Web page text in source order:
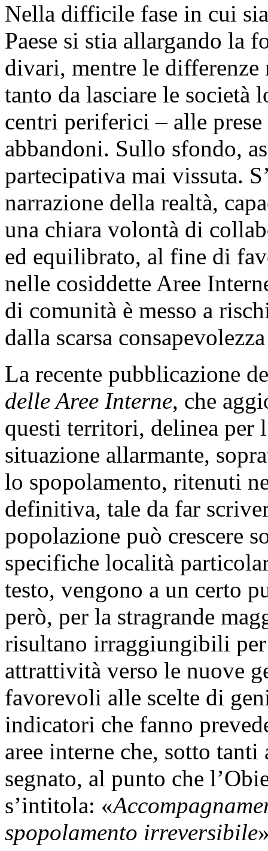
Nella difficile fase in cui
Paese si stia allargando la
divari, mentre le differenze
tanto da lasciare le
centri periferici – alle
abbandoni. Sullo sfondo,
partecipativa mai vissuta.
narrazione della realtà,
una chiara volontà di
ed equilibrato, al fine di
nelle cosiddette Aree
di comunità è messo a
dalla scarsa
La recente pubblicazione
delle Aree Interne, che
questi territori, delinea per
situazione allarmante,
lo spopolamento, ritenuti
definitiva, tale da far
popolazione può crescere
specifiche località
testo, vengono a un certo
però, per la stragrande
risultano irraggiungibili
attrattività verso le nuove
favorevoli alle scelte di
indicatori che fanno
aree interne che, sotto
segnato, al punto che
s’intitola: «
spopolamento irreversibile